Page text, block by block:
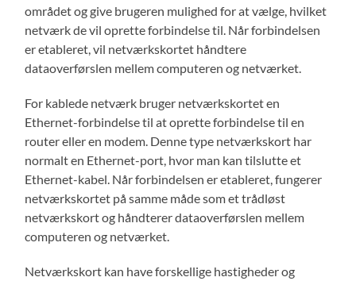
området og give brugeren mulighed for at vælge, hvilket
netværk de vil oprette forbindelse til. Når forbindelsen
er etableret, vil netværkskortet håndtere
dataoverførslen mellem computeren og netværket.
For kablede netværk bruger netværkskortet en
Ethernet-forbindelse til at oprette forbindelse til en
router eller en modem. Denne type netværkskort har
normalt en Ethernet-port, hvor man kan tilslutte et
Ethernet-kabel. Når forbindelsen er etableret, fungerer
netværkskortet på samme måde som et trådløst
netværkskort og håndterer dataoverførslen mellem
computeren og netværket.
Netværkskort kan have forskellige hastigheder og